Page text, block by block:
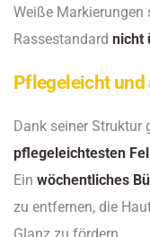
Weiße
Rassestandard nicht
Pflegeleicht
Dank seiner Struktur
pflegeleichtesten
Ein wöchentliches
zu entfernen, die